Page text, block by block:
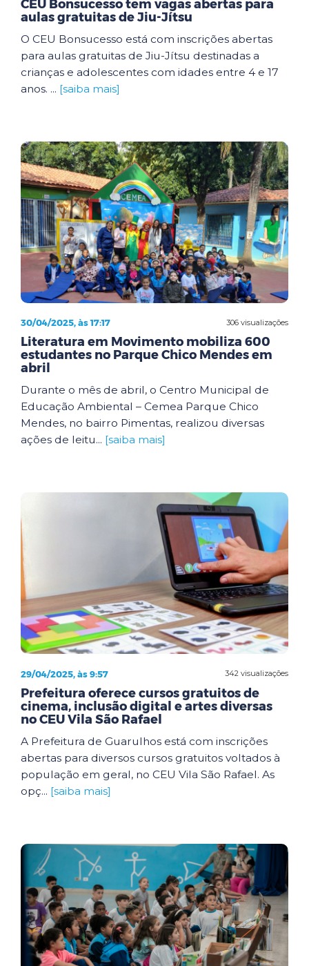
CEU Bonsucesso tem vagas abertas para
aulas gratuitas de Jiu-Jítsu
O CEU Bonsucesso está com inscrições abertas
para aulas gratuitas de Jiu-Jítsu destinadas a
crianças e adolescentes com idades entre 4 e 17
anos. ... [saiba mais]
306 visualizações
30/04/2025, às 17:17
Literatura em Movimento mobiliza 600
estudantes no Parque Chico Mendes em
abril
Durante o mês de abril, o Centro Municipal de
Educação Ambiental – Cemea Parque Chico
Mendes, no bairro Pimentas, realizou diversas
ações de leitu... [saiba mais]
342 visualizações
29/04/2025, às 9:57
Prefeitura oferece cursos gratuitos de
cinema, inclusão digital e artes diversas
no CEU Vila São Rafael
A Prefeitura de Guarulhos está com inscrições
abertas para diversos cursos gratuitos voltados à
população em geral, no CEU Vila São Rafael. As
opç... [saiba mais]